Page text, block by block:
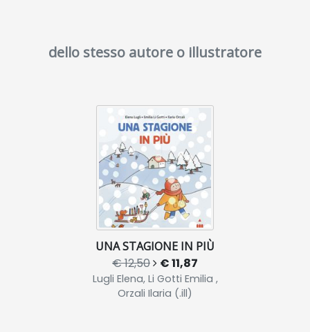
dello stesso autore o illustratore
UNA STAGIONE IN PIÙ
€ 12,50 € 11,87
Lugli Elena, Li Gotti Emilia ,
Orzali Ilaria (.ill)